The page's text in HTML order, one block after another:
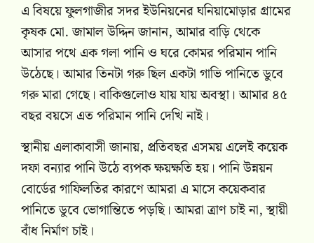
এ বিষয়ে ফুলগাজীর সদর ইউনিয়নের ঘনিয়ামোড়ার গ্রামের
কৃষক মো. জামাল উদ্দিন জানান, আমার বাড়ি থেকে
আসার পথে এক গলা পানি ও ঘরে কোমর পরিমান পানি
উঠেছে। আমার তিনটা গরু ছিল একটা গাভি পানিতে ডুবে
গরু মারা গেছে। বাকিগুলোও যায় যায় অবস্থা। আমার ৪৫
বছর বয়সে এত পরিমান পানি দেখি নাই।
স্থানীয় এলাকাবাসী জানায়, প্রতিবছর এসময় এলেই কয়েক
দফা বন্যার পানি উঠে ব্যপক ক্ষয়ক্ষতি হয়। পানি উন্নয়ন
বোর্ডের গাফিলতির কারণে আমরা এ মাসে কয়েকবার
পানিতে ডুবে ভোগান্তিতে পড়ছি। আমরা ত্রাণ চাই না, স্থায়ী
বাঁধ নির্মাণ চাই।